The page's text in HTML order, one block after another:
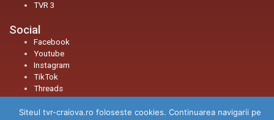
TVR 3
Social
Facebook
Youtube
Instagram
TikTok
Threads
Siteul tvr-craiova.ro foloseste cookies. Continuarea navigarii pe